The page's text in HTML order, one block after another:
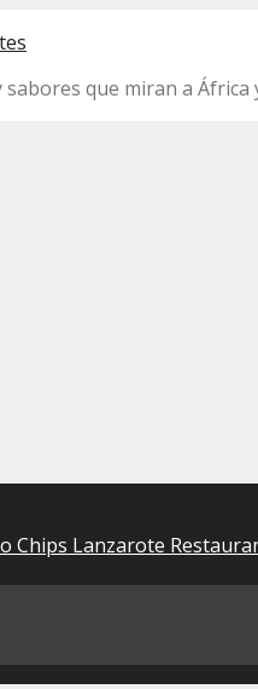
sabores que miran a África
Chips Lanzarote